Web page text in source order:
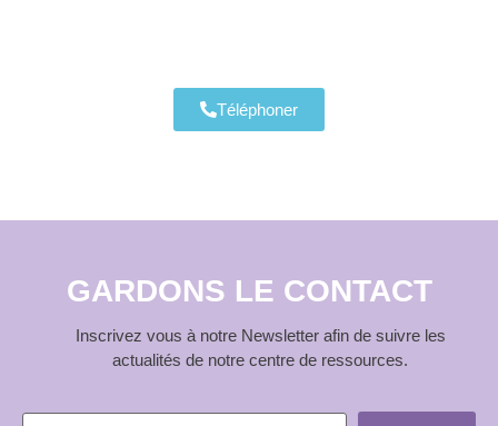
Téléphoner
GARDONS LE CONTACT
Inscrivez vous à notre Newsletter afin de suivre les
actualités de notre centre de ressources.